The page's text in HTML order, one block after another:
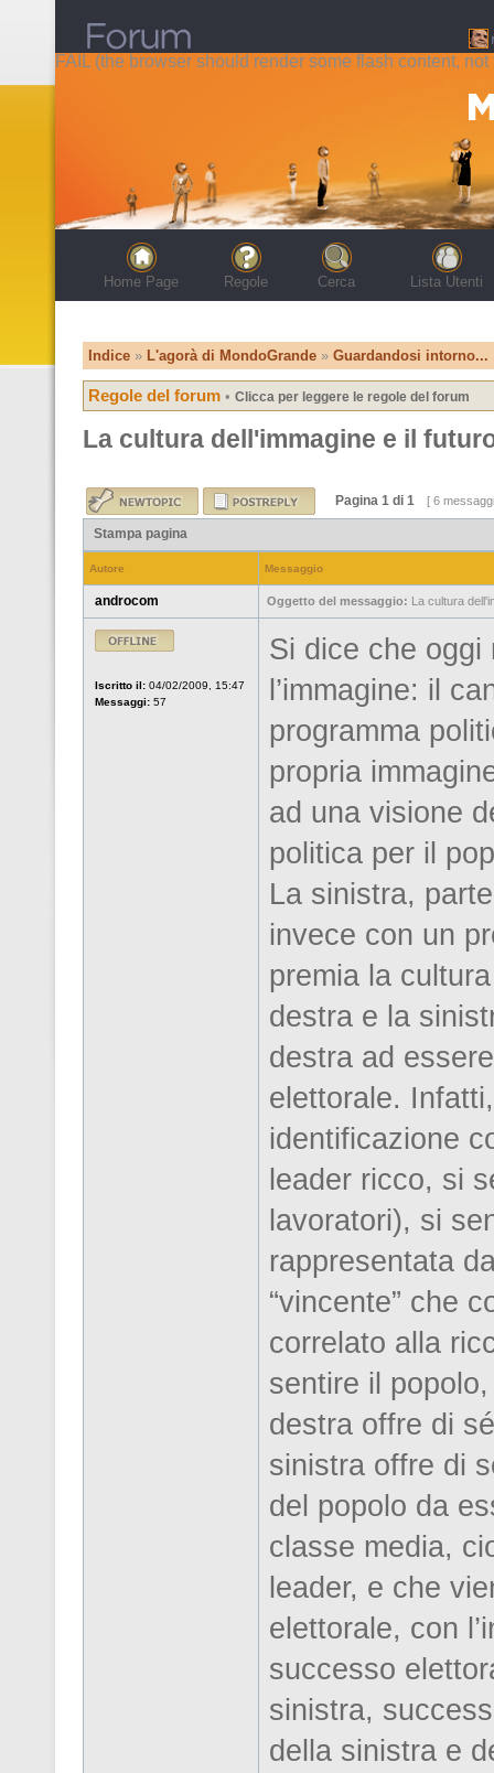
FAIL (the browser should render some flash content, not
Home Page Regole Cerca Lista Utenti
Indice » L'agorà di MondoGrande » Guardandosi intorno...
Regole del forum • Clicca per leggere le regole del forum
La cultura dell'immagine e il
Pagina 1 di 1 [ 6
Stampa pagina
Autore Messaggio
androcom Oggetto del messaggio: La cultura
Iscritto il: 04/02/2009, 15:47
Messaggi: 57
Si dice che oggi
l’immagine: il
programma
propria
ad una visione
politica per il
La sinistra,
invece con un
premia la
destra e la
destra ad
elettorale.
identificazione
leader ricco, si
lavoratori), si
rappresentata
“vincente” che
correlato alla
sentire il
destra offre di
sinistra offre di
del popolo da
classe media,
leader, e che
elettorale, con
successo
sinistra,
della sinistra e